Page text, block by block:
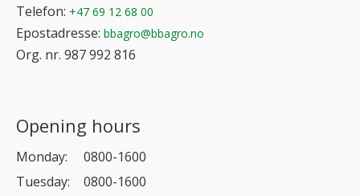
Telefon: +47 69 12 68 00
Epostadresse: bbagro@bbagro.no
Org. nr. 987 992 816
Opening hours
Monday:
0800-1600
Tuesday:
0800-1600